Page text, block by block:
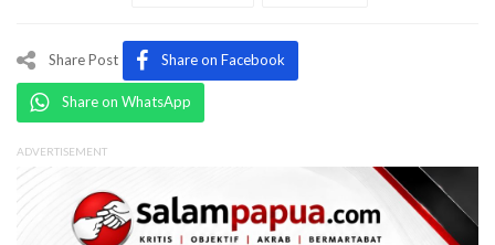
Share Post Share on Facebook
Share on WhatsApp
ADVERTISEMENT